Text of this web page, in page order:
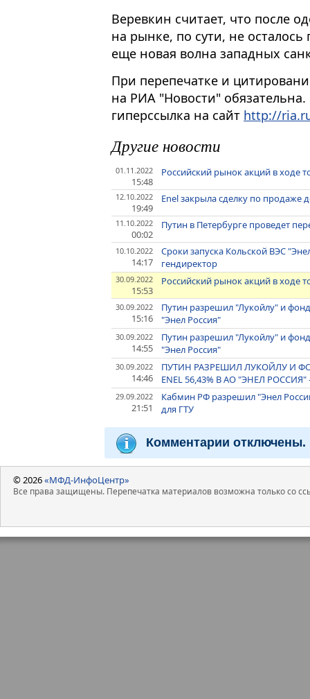
Веревкин считает, что после
на рынке, по сути, не
еще новая волна западных
При перепечатке и
на РИА "Новости"
гиперссылка на сайт http://
Другие новости
01.11.2022
15:48
Российский рынок акций в ходе
12.10.2022
19:49
Enel закрыла сделку по продаже
11.10.2022
00:02
Путин в Петербурге проведет
10.10.2022
14:17
Сроки запуска Кольской ВЭС
гендиректор
30.09.2022
15:53
Российский рынок акций в ходе
30.09.2022
15:16
Путин разрешил "Лукойлу" и
"Энел Россия"
30.09.2022
14:55
Путин разрешил "Лукойлу" и
"Энел Россия"
30.09.2022
14:46
ПУТИН РАЗРЕШИЛ ЛУКОЙЛУ И
ENEL 56,43% В АО "ЭНЕЛ
29.09.2022
21:51
Кабмин РФ разрешил "Энел
для ГТУ
Комментарии отключены.
© 2026«МФД-ИнфоЦентр»
Все права защищены. Перепечатка материалов возможна только со